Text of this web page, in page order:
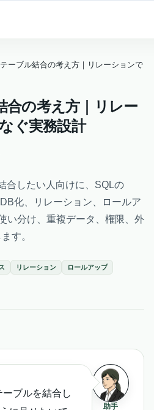
ーブル結合の考え方｜リレーションで
合の考え方｜リレー
ぐ実務設計
合したい人向けに、SQLの
化、リレーション、ロールア
い分け、重複データ、権限、外
す。
リレーション
ロールアップ
助手
ブルを結合し